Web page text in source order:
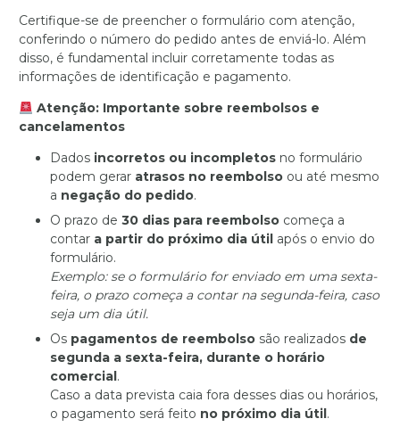
Certifique-se de preencher o formulário com atenção,
conferindo o número do pedido antes de enviá-lo. Além
disso, é fundamental incluir corretamente todas as
informações de identificação e pagamento.
Atenção: Importante sobre reembolsos e
cancelamentos
Dados incorretos ou incompletos no formulário
podem gerar atrasos no reembolso ou até mesmo
a negação do pedido.
O prazo de 30 dias para reembolso começa a
contar a partir do próximo dia útil após o envio do
formulário.
Exemplo: se o formulário for enviado em uma sexta-
feira, o prazo começa a contar na segunda-feira, caso
seja um dia útil.
Os pagamentos de reembolso são realizados de
segunda a sexta-feira, durante o horário
comercial.
Caso a data prevista caia fora desses dias ou horários,
o pagamento será feito no próximo dia útil.